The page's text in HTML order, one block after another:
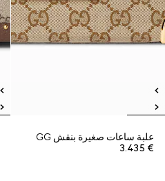
علبة ساعات صغيرة بنقش GG
€ 3.435